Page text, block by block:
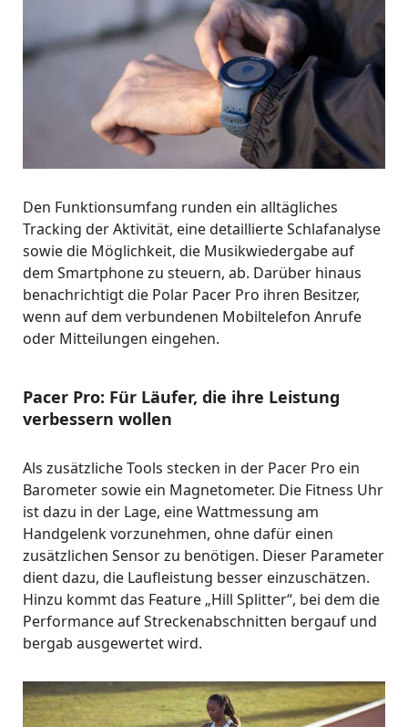
Den Funktionsumfang runden ein alltägliches
Tracking der Aktivität, eine detaillierte Schlafanalyse
sowie die Möglichkeit, die Musikwiedergabe auf
dem Smartphone zu steuern, ab. Darüber hinaus
benachrichtigt die Polar Pacer Pro ihren Besitzer,
wenn auf dem verbundenen Mobiltelefon Anrufe
oder Mitteilungen eingehen.
Pacer Pro: Für Läufer, die ihre Leistung
verbessern wollen
Als zusätzliche Tools stecken in der Pacer Pro ein
Barometer sowie ein Magnetometer. Die Fitness Uhr
ist dazu in der Lage, eine Wattmessung am
Handgelenk vorzunehmen, ohne dafür einen
zusätzlichen Sensor zu benötigen. Dieser Parameter
dient dazu, die Laufleistung besser einzuschätzen.
Hinzu kommt das Feature „Hill Splitter“, bei dem die
Performance auf Streckenabschnitten bergauf und
bergab ausgewertet wird.